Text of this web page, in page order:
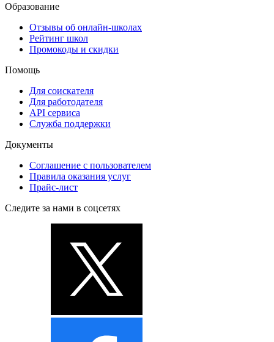
Образование
Отзывы об онлайн-школах
Рейтинг школ
Промокоды и скидки
Помощь
Для соискателя
Для работодателя
API сервиса
Служба поддержки
Документы
Соглашение с пользователем
Правила оказания услуг
Прайс-лист
Следите за нами в соцсетях